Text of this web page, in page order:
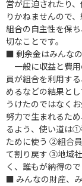
営が圧迫されたり
りかねませんので
組合の自主性を保
切なことです。
■ 剰余金はみんな
一般に収益と費用
員が組合を利用す
めるなどの結果と
うけたのではなく
努力で生まれるた
るよう、使い道は①
ために使う ②組合
て割り戻す ③地域
く、誰もが納得ので
■ みんなの財産、